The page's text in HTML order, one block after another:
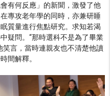
有何反應」的新聞，激發了他
專攻老年學的同時，亦兼研睡
質量進行焦點研究。求知若渴
疑問。“那時選科不是為了畢業
笑言，當時連親友也不清楚他讀
間解釋。